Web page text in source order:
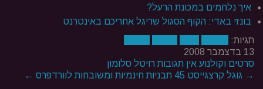
איך נלחמים במכונת הרעל?
בונזי באדי: הקוף הסגול שריגל אחריכם באינטרנט
תגיות:
13 בדצמבר 2008
סרטים וקולנוע אין תגובות רויטל סלומון
→ גוגל קרצגייסט 45 תבניות חינמיות ומשובחות לוורדפרס ←